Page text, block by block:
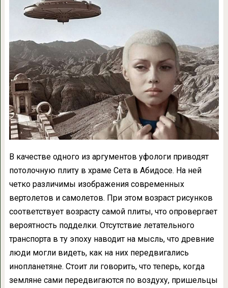
В качестве одного из аргументов уфологи приводят
потолочную плиту в храме Сета в Абидосе. На ней
четко различимы изображения современных
вертолетов и самолетов. При этом возраст рисунков
соответствует возрасту самой плиты, что опровергает
вероятность подделки. Отсутствие летательного
транспорта в ту эпоху наводит на мысль, что древние
люди могли видеть, как на них передвигались
инопланетяне. Стоит ли говорить, что теперь, когда
земляне сами передвигаются по воздуху, пришельцы